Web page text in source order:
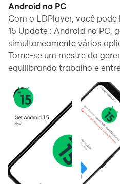
Ao executar Android 15
computador, você pode
tela maior, e controlar o
teclado é muito mais rápido
toque, e você nunca terá
Com as funções de
sincronizador, você pode
aplicativos e contas no seu
E a função de transferência
fácil compartilhar imagens,
Android no PC
Com o LDPlayer, você
15 Update : Android no PC,
simultaneamente vários
Torne-se um mestre do
equilibrando trabalho e